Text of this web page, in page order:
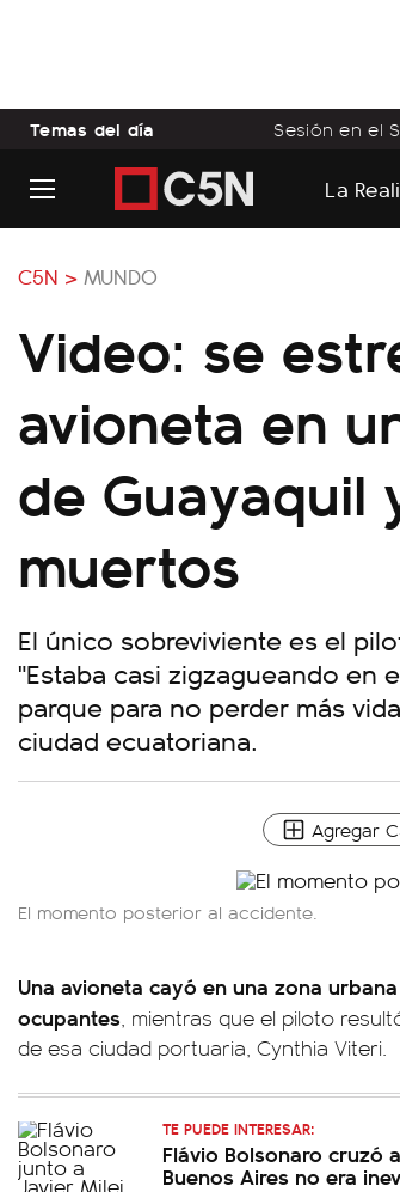
Temas del día Sesión en el
La
C5N > MUNDO
Video: se
avioneta en
de Guayaquil
muertos
El único sobreviviente es el
"Estaba casi zigzagueando en
parque para no perder más
ciudad ecuatoriana.
Agregar
El momento posterior al accidente.
Una avioneta cayó en una zona
ocupantes, mientras que el piloto
de esa ciudad portuaria, Cynthia Viteri.
TE PUEDE INTERESAR:
Flávio Bolsonaro cruzó
Buenos Aires no era